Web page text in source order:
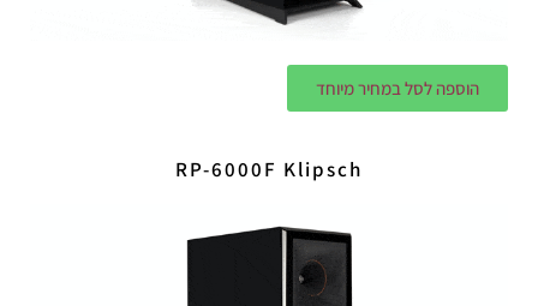
הוספה לסל במחיר מיוחד
RP-6000F Klipsch